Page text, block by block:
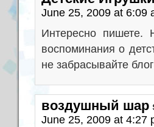
June 25, 2009 at 6:09
Интересно пишете.
воспоминания о
не забрасывайте
воздушный шар
June 25, 2009 at 4:27